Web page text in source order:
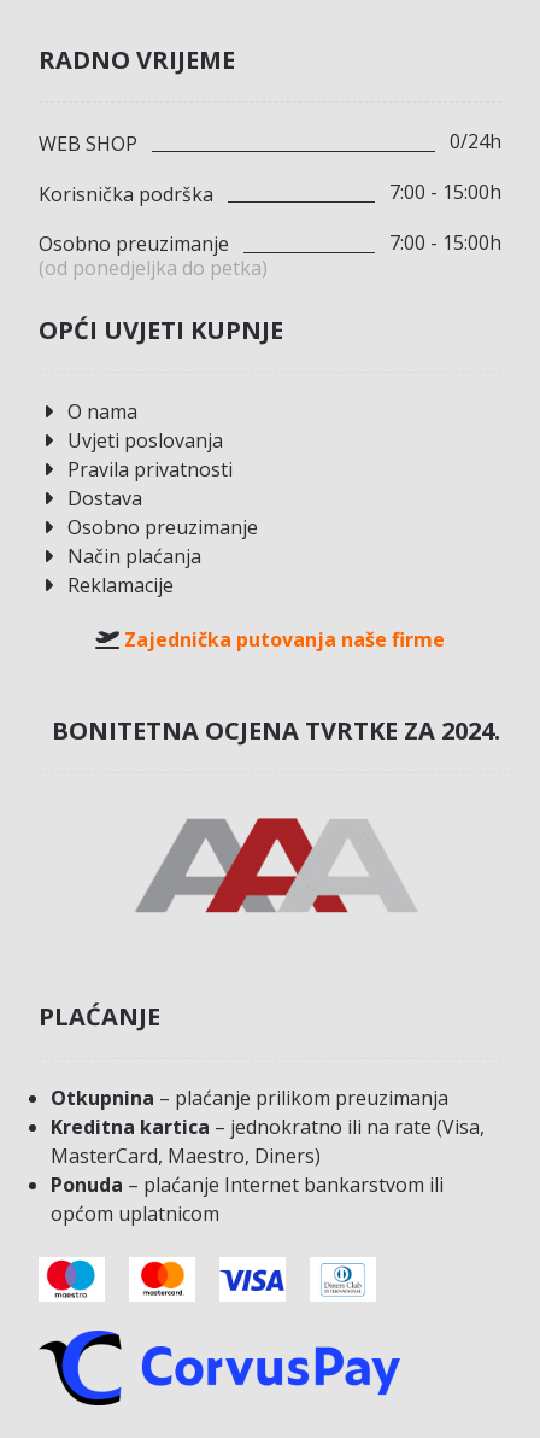
RADNO VRIJEME
WEB SHOP
0/24h
Korisnička podrška
7:00 - 15:00h
Osobno preuzimanje
(od ponedjeljka do petka)
7:00 - 15:00h
OPĆI UVJETI KUPNJE
O nama
Uvjeti poslovanja
Pravila privatnosti
Dostava
Osobno preuzimanje
Način plaćanja
Reklamacije
Zajednička putovanja naše firme
BONITETNA OCJENA TVRTKE ZA 2024.
PLAĆANJE
Otkupnina – plaćanje prilikom preuzimanja
Kreditna kartica – jednokratno ili na rate (Visa,
MasterCard, Maestro, Diners)
Ponuda – plaćanje Internet bankarstvom ili
općom uplatnicom